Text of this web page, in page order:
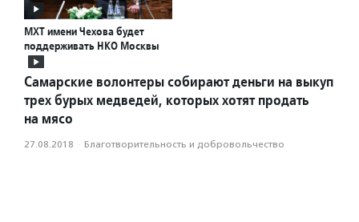
МХТ имени Чехова будет
поддерживать НКО Москвы
Самарские волонтеры собирают деньги на выкуп
трех бурых медведей, которых хотят продать
на мясо
27.08.2018 · Благотвори­тель­ность и доброволь­чест­во